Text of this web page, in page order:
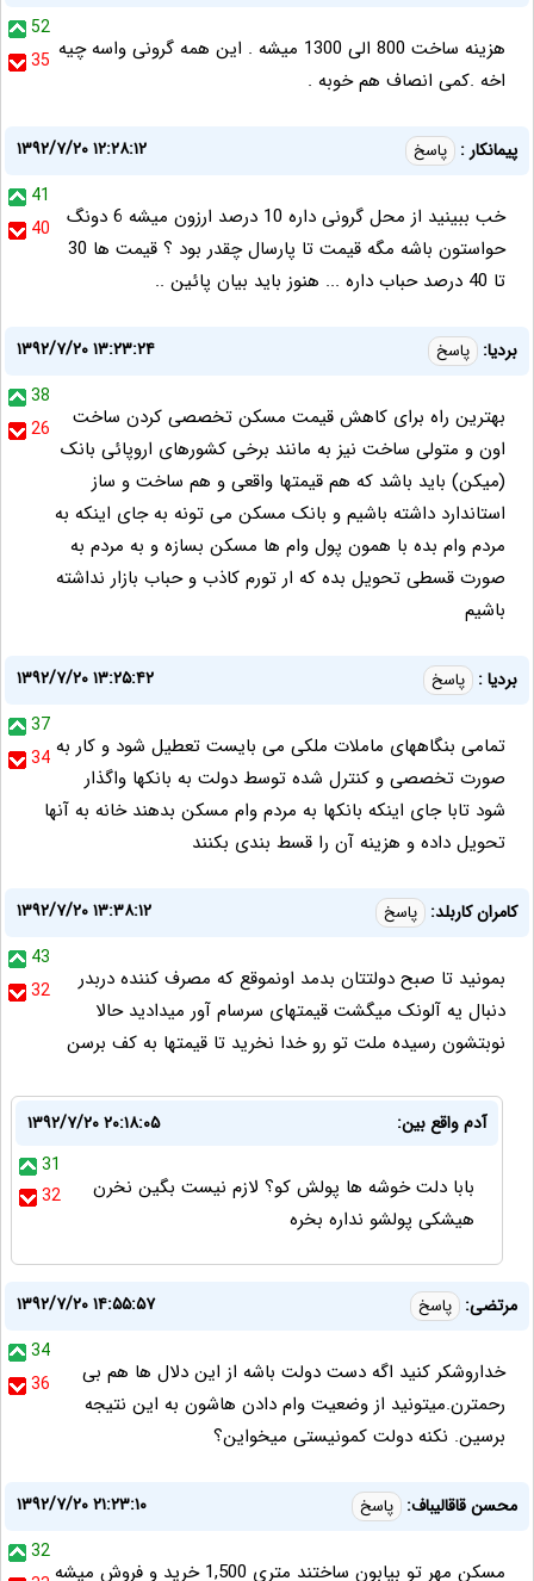
52
35 هزینه ساخت 800 الی 1300 میشه . این همه گرونی واسه چیه
اخه .کمی انصاف هم خوبه .
پیمانکار : پاسخ
۱۳۹۲/۷/۲۰ ۱۲:۲۸:۱۲
41
40
خب ببینید از محل گرونی داره 10 درصد ارزون میشه 6 دونگ
حواستون باشه مگه قیمت تا پارسال چقدر بود ؟ قیمت ها 30
تا 40 درصد حباب داره ... هنوز باید بیان پائین ..
بردیا: پاسخ
۱۳۹۲/۷/۲۰ ۱۳:۲۳:۲۴
38
26
بهترین راه برای کاهش قیمت مسکن تخصصی کردن ساخت
اون و متولی ساخت نیز به مانند برخی کشورهای اروپائی بانک
(میکن) باید باشد که هم قیمتها واقعی و هم ساخت و ساز
استاندارد داشته باشیم و بانک مسکن می تونه به جای اینکه به
مردم وام بده با همون پول وام ها مسکن بسازه و به مردم به
صورت قسطی تحویل بده که ار تورم کاذب و حباب بازار نداشته
باشیم
بردیا : پاسخ
۱۳۹۲/۷/۲۰ ۱۳:۲۵:۴۲
37
34 تمامی بنگاههای ماملات ملکی می بایست تعطیل شود و کار به
صورت تخصصی و کنترل شده توسط دولت به بانکها واگذار
شود تابا جای اینکه بانکها به مردم وام مسکن بدهند خانه به آنها
تحویل داده و هزینه آن را قسط بندی بکنند
کامران کاربلد: پاسخ
۱۳۹۲/۷/۲۰ ۱۳:۳۸:۱۲
43
32
بمونید تا صبح دولتتان بدمد اونموقع که مصرف کننده دربدر
دنبال یه آلونک میگشت قیمتهای سرسام آور میدادید حالا
نوبتشون رسیده ملت تو رو خدا نخرید تا قیمتها به کف برسن
آدم واقع بین:
۱۳۹۲/۷/۲۰ ۲۰:۱۸:۰۵
31
32
بابا دلت خوشه ها پولش کو؟ لازم نیست بگین نخرن
هیشکی پولشو نداره بخره
مرتضی: پاسخ
۱۳۹۲/۷/۲۰ ۱۴:۵۵:۵۷
34
36
خداروشکر کنید اگه دست دولت باشه از این دلال ها هم بی
رحمترن.میتونید از وضعیت وام دادن هاشون به این نتیجه
برسین. نکنه دولت کمونیستی میخواین؟
محسن قاقالیباف: پاسخ
۱۳۹۲/۷/۲۰ ۲۱:۲۳:۱۰
32
مسکن مهر تو بیابون ساختند متری 1,500 خرید و فروش میشه